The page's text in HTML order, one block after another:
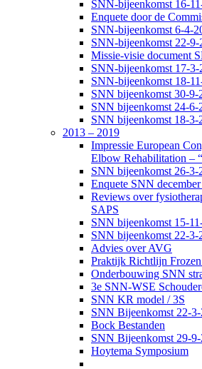
SNN-bijeenkomst 16-
Enquete door de
SNN-bijeenkomst 6-4-
SNN-bijeenkomst 22-9-
Missie-visie document
SNN-bijeenkomst 17-3-
SNN-bijeenkomst 18-
SNN bijeenkomst 30-9-
SNN bijeenkomst 24-6-
SNN bijeenkomst 18-3-
2013 – 2019
Impressie European
Elbow Rehabilitation –
SNN bijeenkomst 26-3-
Enquete SNN
Reviews over
SAPS
SNN bijeenkomst 15-
SNN bijeenkomst 22-3-
Advies over AVG
Praktijk Richtlijn
Onderbouwing SNN
3e SNN-WSE
SNN KR model / 3S
SNN Bijeenkomst 22-
Bock Bestanden
SNN Bijeenkomst 29-
Hoytema Symposium